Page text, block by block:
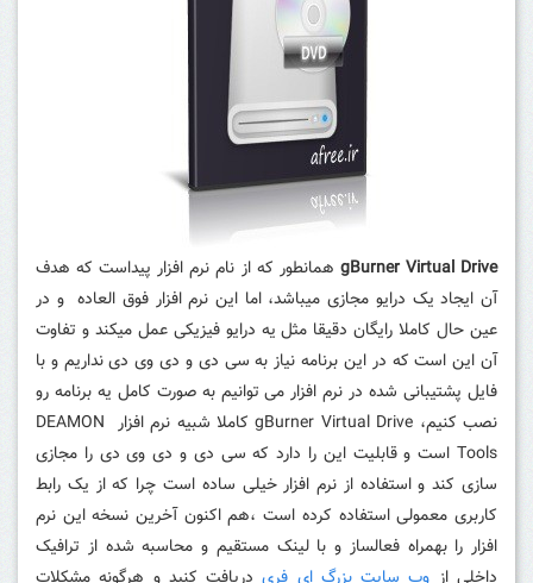
gBurner Virtual Drive همانطور که از نام نرم افزار پیداست که هدف
آن ایجاد یک درایو مجازی میباشد، اما این نرم افزار فوق العاده و در
عین حال کاملا رایگان دقیقا مثل یه درایو فیزیکی عمل میکند و تفاوت
آن این است که در این برنامه نیاز به سی دی و دی وی دی نداریم و با
فایل پشتیبانی شده در نرم افزار می توانیم به صورت کامل یه برنامه رو
نصب کنیم،
gBurner Virtual Drive کاملا شبیه نرم افزار DEAMON
Tools است و قابلیت این را دارد که سی دی و دی وی دی را مجازی
سازی کند و استفاده از نرم افزار خیلی ساده است چرا که از یک رابط
کاربری معمولی استفاده کرده است ،هم اکنون آخرین نسخه این نرم
افزار را بهمراه فعالساز و با لینک مستقیم و محاسبه شده از ترافیک